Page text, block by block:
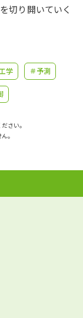
状況の確認
カタログ
切り開いていく
学 ＃予測
さい。
。